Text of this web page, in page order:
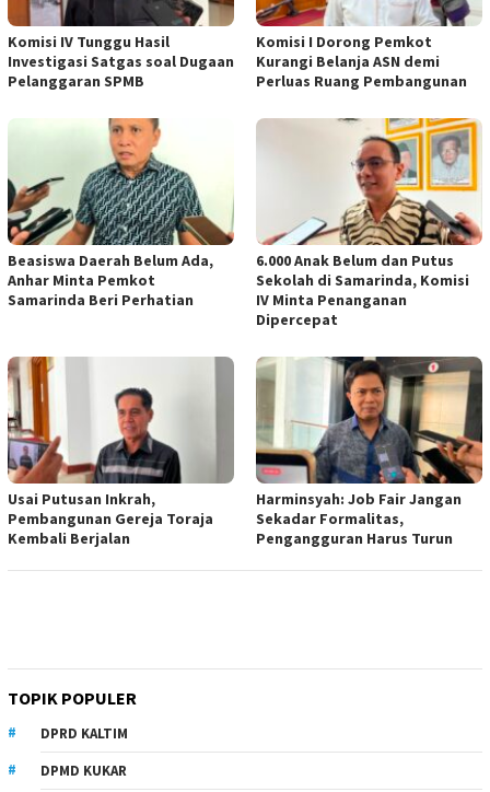
Komisi IV Tunggu Hasil
Investigasi Satgas soal Dugaan
Pelanggaran SPMB
Komisi I Dorong Pemkot
Kurangi Belanja ASN demi
Perluas Ruang Pembangunan
Beasiswa Daerah Belum Ada,
Anhar Minta Pemkot
Samarinda Beri Perhatian
6.000 Anak Belum dan Putus
Sekolah di Samarinda, Komisi
IV Minta Penanganan
Dipercepat
Usai Putusan Inkrah,
Pembangunan Gereja Toraja
Kembali Berjalan
Harminsyah: Job Fair Jangan
Sekadar Formalitas,
Pengangguran Harus Turun
TOPIK POPULER
DPRD KALTIM
DPMD KUKAR